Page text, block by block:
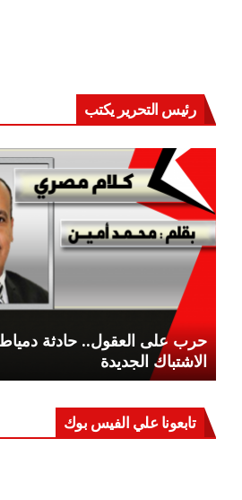
رئيس التحرير يكتب
حرب على العقول.. حادثة
الاشتباك الجديدة
تابعونا علي الفيس بوك